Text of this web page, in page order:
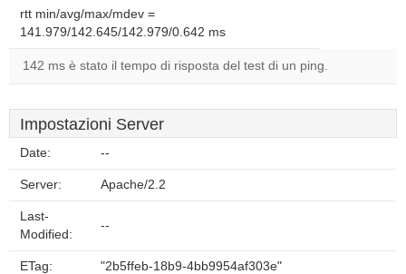
rtt min/avg/max/mdev =
141.979/142.645/142.979/0.642 ms
142 ms è stato il tempo di risposta del test di un ping.
Impostazioni Server
Date: --
Server: Apache/2.2
Last-
Modified:
--
ETag: "2b5ffeb-18b9-4bb9954af303e"